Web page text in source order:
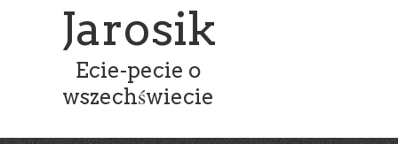
Jarosik
Ecie-pecie o
wszechświecie